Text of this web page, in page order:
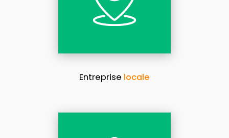
Entreprise locale